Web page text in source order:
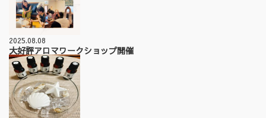
2025.08.08
大好評アロマワークショップ開催